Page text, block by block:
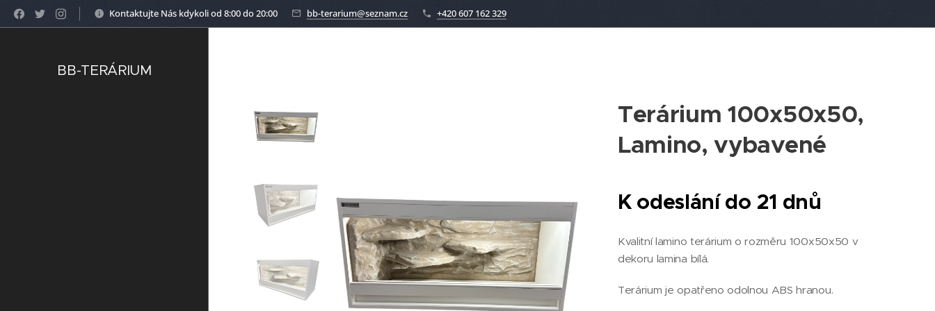
google-site-verification=5KO8Ug2btZE_FTl65c-_uqiYIZI02FNN8fwvf67oprI
Kontaktujte Nás kdykoli od 8:00 do 20:00 bb-terarium@seznam.cz +420 607 162 329
BB-TERÁRIUM
Terárium 100x50x50,
Lamino, vybavené
K odeslání do 21 dnů
Kvalitní lamino terárium o rozměru 100x50x50 v
dekoru lamina bílá.
Terárium je opatřeno odolnou ABS hranou.